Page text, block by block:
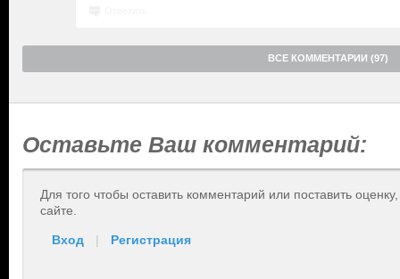
ВСЕ КОММЕНТАРИИ (97)
Оставьте Ваш комментарий:
Для того чтобы оставить комментарий или поставить
сайте.
Вход | Регистрация